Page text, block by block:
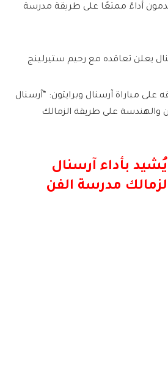
أداءً ممتعًا على طريقة مدرسة
يعلن تعاقده مع رحيم ستيرلينج
على مباراة آرسنال وبرايتون: “آرسنال
والهندسة على طريقة الزمالك
بأداء آرسنال
مدرسة الفن